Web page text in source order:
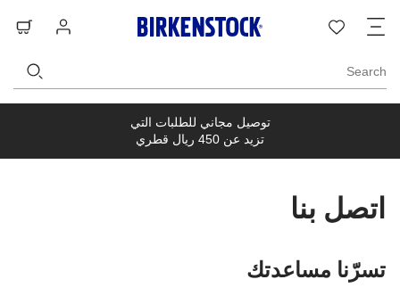
الدخول
Search
توصيل مجاني للطلبات التي
تزيد عن 450 ريال قطري
اتصل بنا
تسرّنا مساعدتك